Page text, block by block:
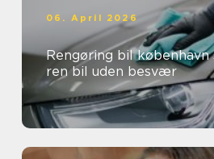
06. April 2026
Rengøring bil københavn sådan får du en
ren bil uden besvær